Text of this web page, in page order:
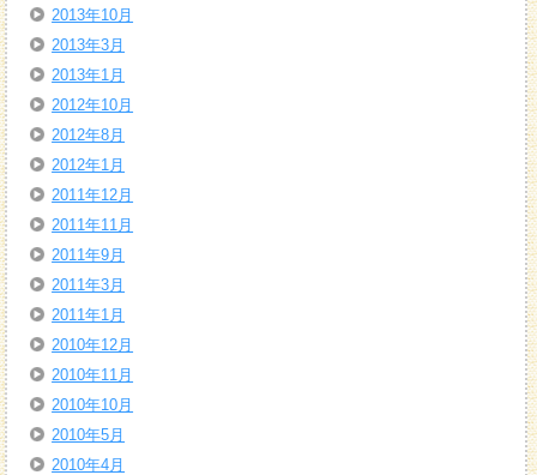
2013年10月
2013年3月
2013年1月
2012年10月
2012年8月
2012年1月
2011年12月
2011年11月
2011年9月
2011年3月
2011年1月
2010年12月
2010年11月
2010年10月
2010年5月
2010年4月